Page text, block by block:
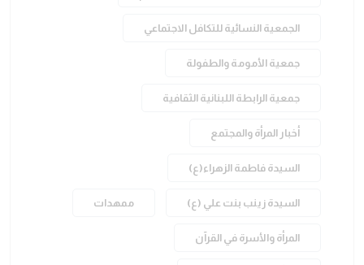
الجمعية النسائية للتكافل الاجتماعي
جمعية الأمومة والطفولة
جمعية الرابطة اللبنانية الثقافية
أخبار المرأة والمجتمع
السيدة فاطمة الزهراء(ع)
السيدة زينب بنت علي (ع) ممهدات
المرأة والأسرة في القرآن